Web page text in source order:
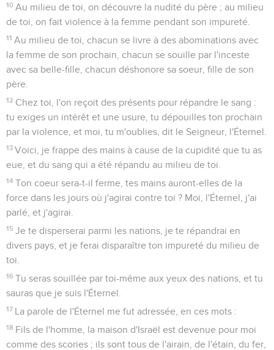
10 Au milieu de toi, on découvre la nudité du père ; au milieu
de toi, on fait violence à la femme pendant son impureté.
11 Au milieu de toi, chacun se livre à des abominations avec
la femme de son prochain, chacun se souille par l'inceste
avec sa belle-fille, chacun déshonore sa soeur, fille de son
père.
12 Chez toi, l'on reçoit des présents pour répandre le sang :
tu exiges un intérêt et une usure, tu dépouilles ton prochain
par la violence, et moi, tu m'oublies, dit le Seigneur, l'Éternel.
13 Voici, je frappe des mains à cause de la cupidité que tu as
eue, et du sang qui a été répandu au milieu de toi.
14 Ton coeur sera-t-il ferme, tes mains auront-elles de la
force dans les jours où j'agirai contre toi ? Moi, l'Éternel, j'ai
parlé, et j'agirai.
15 Je te disperserai parmi les nations, je te répandrai en
divers pays, et je ferai disparaître ton impureté du milieu de
toi.
16 Tu seras souillée par toi-même aux yeux des nations, et tu
sauras que je suis l'Éternel.
17 La parole de l'Éternel me fut adressée, en ces mots :
18 Fils de l'homme, la maison d'Israël est devenue pour moi
comme des scories ; ils sont tous de l'airain, de l'étain, du fer,